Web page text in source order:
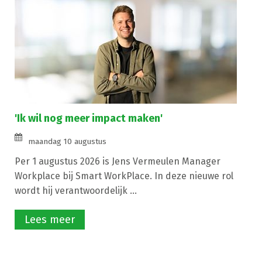
'Ik wil nog meer impact maken'
maandag 10 augustus
Per 1 augustus 2026 is Jens Vermeulen Manager
Workplace bij Smart WorkPlace. In deze nieuwe rol
wordt hij verantwoordelijk ...
Lees meer